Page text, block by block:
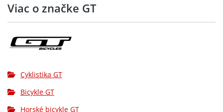
Viac o značke GT
Cyklistika GT
Bicykle GT
Horské bicykle GT